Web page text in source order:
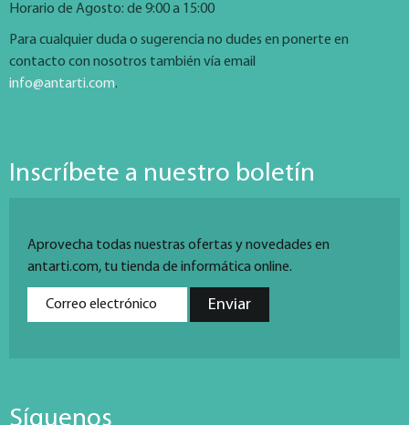
Horario de Agosto: de 9:00 a 15:00
Para cualquier duda o sugerencia no dudes en ponerte en
contacto con nosotros también vía email
info@antarti.com.
Inscríbete a nuestro boletín
Aprovecha todas nuestras ofertas y novedades en
antarti.com, tu tienda de informática online.
Síguenos